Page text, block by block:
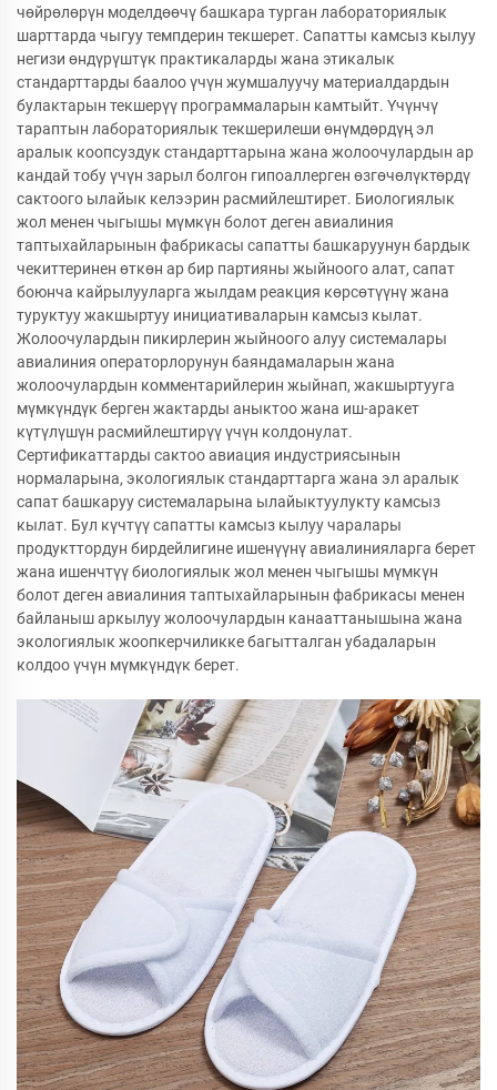
чөйрөлөрүн моделдөөчү башкара турган лабораториялык
шарттарда чыгуу темпдерин текшерет. Сапатты камсыз кылуу
негизи өндүрүштүк практикаларды жана этикалык
стандарттарды баалоо үчүн жумшалуучу материалдардын
булактарын текшерүү программаларын камтыйт. Үчүнчү
тараптын лабораториялык текшерилеши өнүмдөрдүң эл
аралык коопсуздук стандарттарына жана жолоочулардын ар
кандай тобу үчүн зарыл болгон гипоаллерген өзгөчөлүктөрдү
сактоого ылайык келээрин расмийлештирет. Биологиялык
жол менен чыгышы мүмкүн болот деген авиалиния
таптыхайларынын фабрикасы сапатты башкаруунун бардык
чекиттеринен өткөн ар бир партияны жыйноого алат, сапат
боюнча кайрылууларга жылдам реакция көрсөтүүнү жана
туруктуу жакшыртуу инициативаларын камсыз кылат.
Жолоочулардын пикирлерин жыйноого алуу системалары
авиалиния операторлорунун баяндамаларын жана
жолоочулардын комментарийлерин жыйнап, жакшыртууга
мүмкүндүк берген жактарды аныктоо жана иш-аракет
күтүлүшүн расмийлештирүү үчүн колдонулат.
Сертификаттарды сактоо авиация индустриясынын
нормаларына, экологиялык стандарттарга жана эл аралык
сапат башкаруу системаларына ылайыктуулукту камсыз
кылат. Бул күчтүү сапатты камсыз кылуу чаралары
продукттордун бирдейлигине ишенүүнү авиалинияларга берет
жана ишенчтүү биологиялык жол менен чыгышы мүмкүн
болот деген авиалиния таптыхайларынын фабрикасы менен
байланыш аркылуу жолоочулардын канааттанышына жана
экологиялык жоопкерчиликке багытталган убадаларын
колдоо үчүн мүмкүндүк берет.